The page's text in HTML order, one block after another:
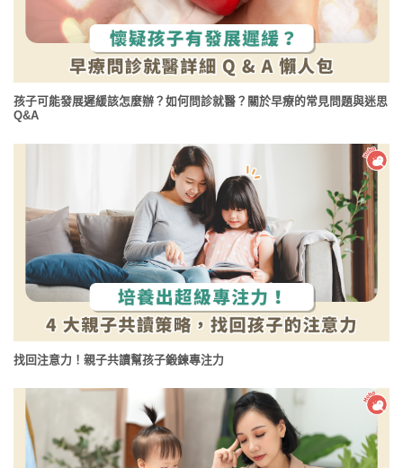
孩子可能發展遲緩該怎麼辦？如何問診就醫？關於早療的常見問題與迷思
Q&A
找回注意力！親子共讀幫孩子鍛鍊專注力